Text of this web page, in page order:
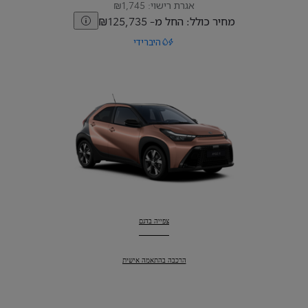
אגרת רישוי: ₪1,745
מחיר כולל: החל מ- ₪125,735
היברידי
Aygo X
:
צפייה בדגם
Aygo X
:
הרכבה בהתאמה אישית